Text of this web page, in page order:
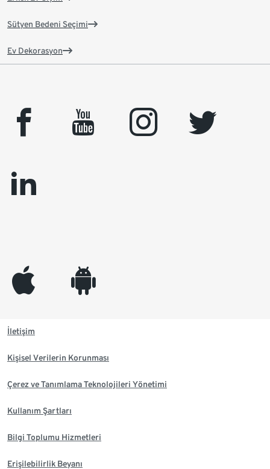
Sütyen Bedeni Seçimi
Ev Dekorasyon
facebook youtube instagram
twitter
linkedin
appleinc android
İletişim
Kişisel Verilerin Korunması
Çerez ve Tanımlama Teknolojileri Yönetimi
Kullanım Şartları
Bilgi Toplumu Hizmetleri
Erişilebilirlik Beyanı